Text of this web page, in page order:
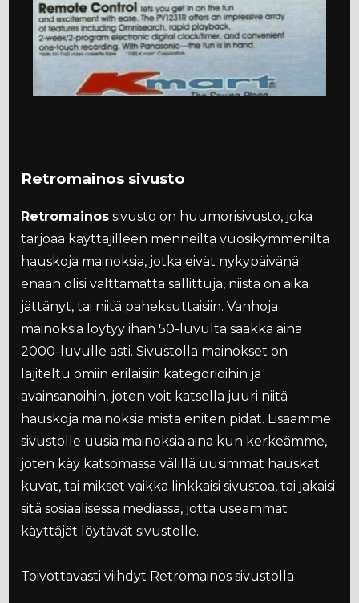
Retromainos sivusto
Retromainos sivusto on huumorisivusto, joka
tarjoaa käyttäjilleen menneiltä vuosikymmeniltä
hauskoja mainoksia, jotka eivät nykypäivänä
enään olisi välttämättä sallittuja, niistä on aika
jättänyt, tai niitä paheksuttaisiin. Vanhoja
mainoksia löytyy ihan 50-luvulta saakka aina
2000-luvulle asti. Sivustolla mainokset on
lajiteltu omiin erilaisiin kategorioihin ja
avainsanoihin, joten voit katsella juuri niitä
hauskoja mainoksia mistä eniten pidät. Lisäämme
sivustolle uusia mainoksia aina kun kerkeämme,
joten käy katsomassa välillä uusimmat hauskat
kuvat, tai mikset vaikka linkkaisi sivustoa, tai jakaisi
sitä sosiaalisessa mediassa, jotta useammat
käyttäjät löytävät sivustolle.
Toivottavasti viihdyt Retromainos sivustolla